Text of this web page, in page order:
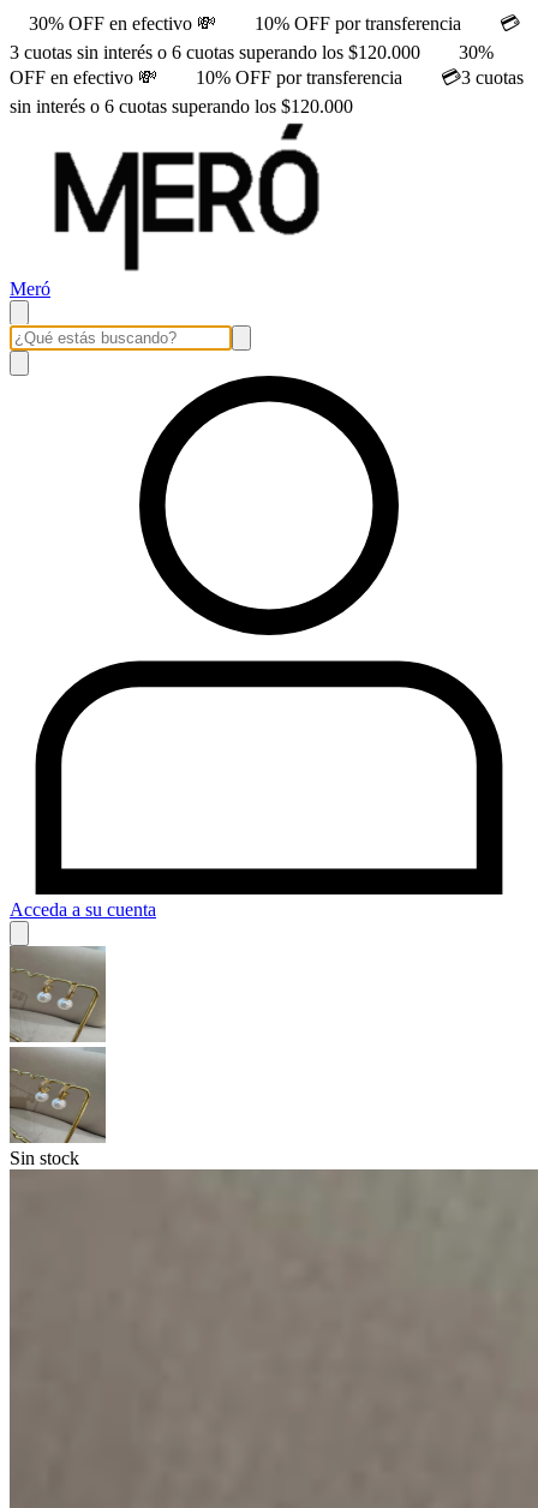
30% OFF en efectivo 💸 10% OFF por transferencia
💳
3 cuotas sin interés o 6 cuotas superando los $120.000
30%
OFF en efectivo 💸
10% OFF por transferencia
💳3 cuotas
sin interés o 6 cuotas superando los $120.000
Meró
Acceda a su cuenta
Sin stock